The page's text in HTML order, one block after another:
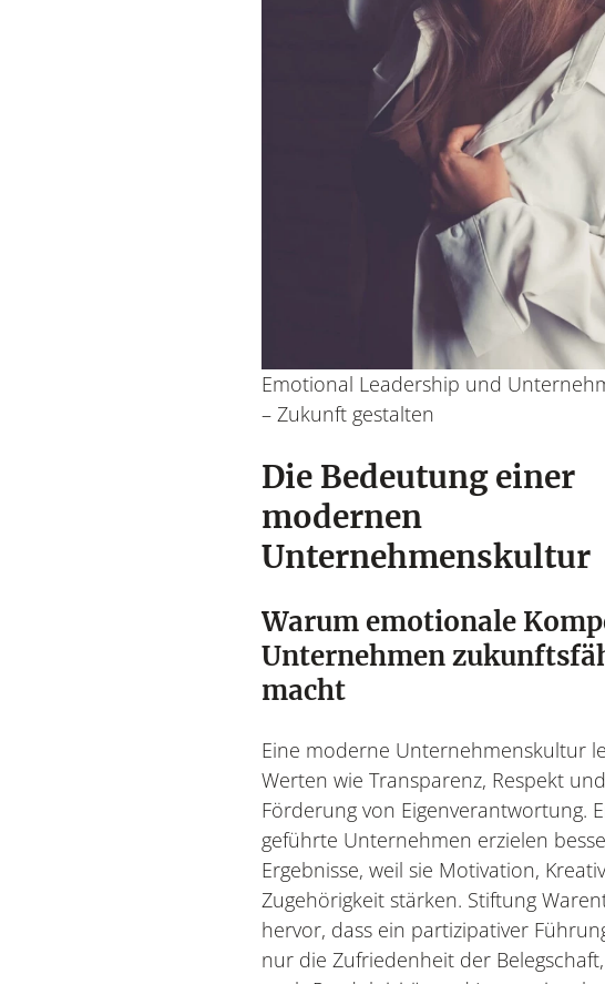
Emotional Leadership und
– Zukunft gestalten
Die Bedeutung einer
modernen
Unternehmenskultur
Warum emotionale
Unternehmen
macht
Eine moderne Unternehmenskultur
Werten wie Transparenz, Respekt
Förderung von Eigenverantwortung.
geführte Unternehmen erzielen
Ergebnisse, weil sie Motivation,
Zugehörigkeit stärken. Stiftung
hervor, dass ein partizipativer
nur die Zufriedenheit der